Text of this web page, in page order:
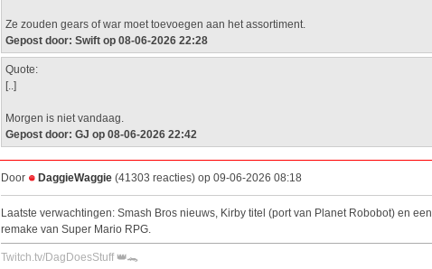
Ze zouden gears of war moet toevoegen aan het assortiment.
Gepost door: Swift op 08-06-2026 22:28
Quote:
[..]
Morgen is niet vandaag.
Gepost door: GJ op 08-06-2026 22:42
Door DaggieWaggie (41303 reacties) op 09-06-2026 08:18
Laatste verwachtingen: Smash Bros nieuws, Kirby titel (port van Planet Robobot) en een
remake van Super Mario RPG.
Twitch.tv/DagDoesStuff 👑🐊